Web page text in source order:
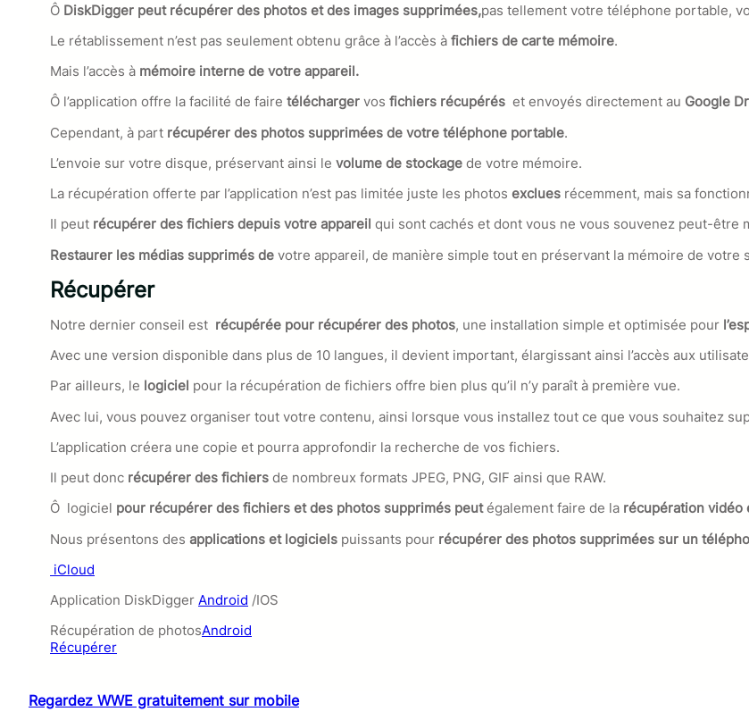
Ô DiskDigger peut récupérer des photos et des images supprimées,pas tellement votre téléphone portable,
Le rétablissement n’est pas seulement obtenu grâce à l’accès à fichiers de carte mémoire.
Mais l’accès à mémoire interne de votre appareil.
Ô l’application offre la facilité de faire télécharger vos fichiers récupérés et envoyés directement au Google
Cependant, à part récupérer des photos supprimées de votre téléphone portable.
L’envoie sur votre disque, préservant ainsi le volume de stockage de votre mémoire.
La récupération offerte par l’application n’est pas limitée juste les photos exclues récemment, mais sa
Il peut récupérer des fichiers depuis votre appareil qui sont cachés et dont vous ne vous souvenez peut-être
Restaurer les médias supprimés de votre appareil, de manière simple tout en préservant la mémoire de votre
Récupérer
Notre dernier conseil est récupérée pour récupérer des photos, une installation simple et optimisée pour
Avec une version disponible dans plus de 10 langues, il devient important, élargissant ainsi l’accès aux
Par ailleurs, le logiciel pour la récupération de fichiers offre bien plus qu’il n’y paraît à première vue.
Avec lui, vous pouvez organiser tout votre contenu, ainsi lorsque vous installez tout ce que vous souhaitez
L’application créera une copie et pourra approfondir la recherche de vos fichiers.
Il peut donc récupérer des fichiers de nombreux formats JPEG, PNG, GIF ainsi que RAW.
Ô logiciel pour récupérer des fichiers et des photos supprimés peutégalement faire de la récupération vidéo
Nous présentons des applications et logiciels puissants pour récupérer des photos supprimées sur un
iCloud
Application DiskDigger Android /IOS
Récupération de photosAndroid
Récupérer
Regardez WWE gratuitement sur mobile